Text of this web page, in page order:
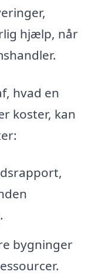
hjælp, når
hvad en
koster, kan
bygninger